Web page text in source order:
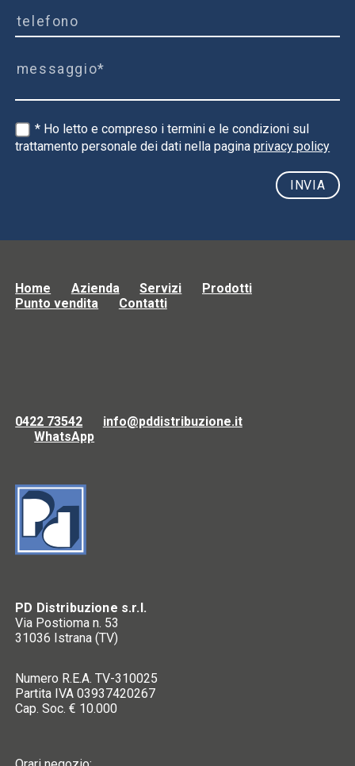
* Ho letto e compreso i termini e le condizioni sul
trattamento personale dei dati nella paginaprivacy policy
Home Azienda Servizi
Prodotti
Punto vendita
Contatti
0422 73542
info@pddistribuzione.it
WhatsApp
PD Distribuzione s.r.l.
Via Postioma n. 53
31036 Istrana (TV)
Numero R.E.A. TV-310025
Partita IVA 03937420267
Cap. Soc. € 10.000